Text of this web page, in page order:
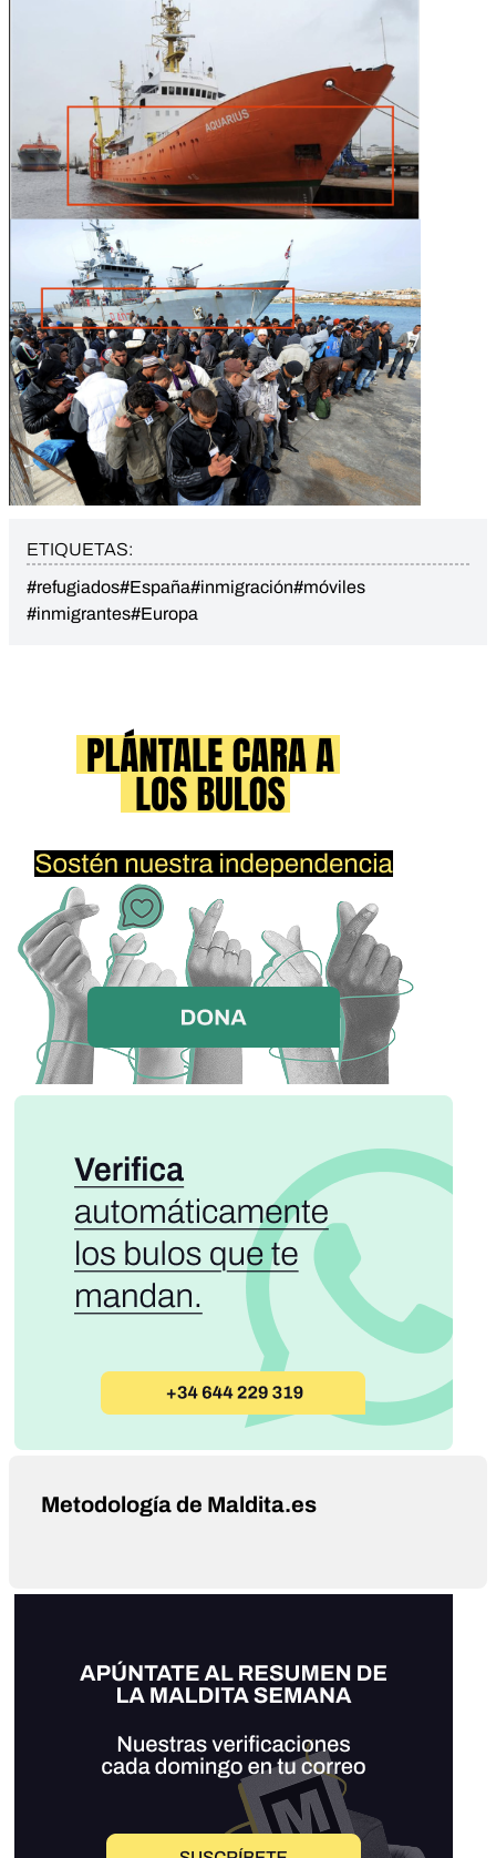
ETIQUETAS:
#refugiados#España#inmigración#móviles
#inmigrantes#Europa
Metodología de Maldita.es